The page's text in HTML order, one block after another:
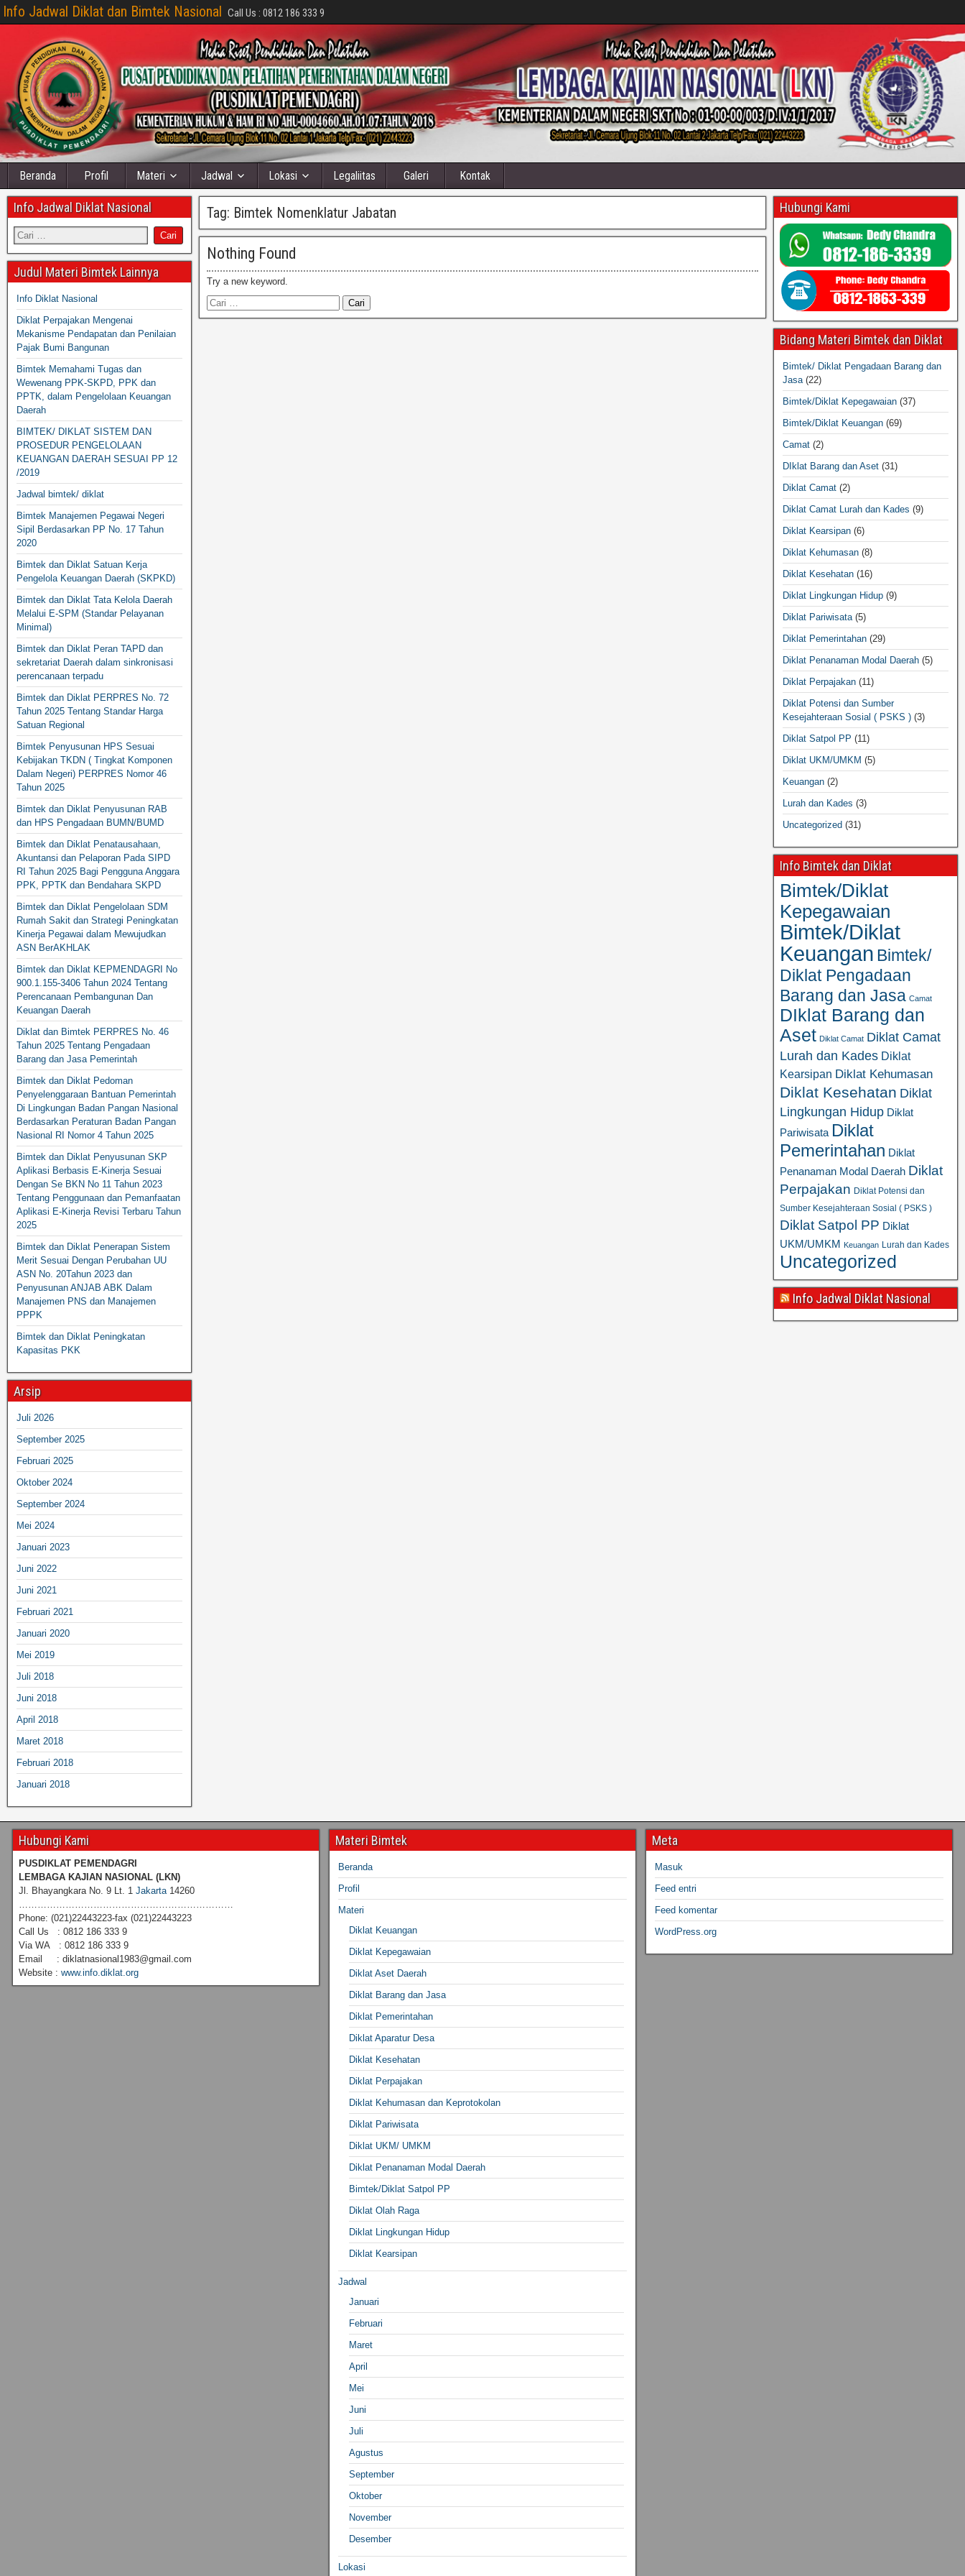
Info Jadwal Diklat dan Bimtek Nasional Call Us : 0812 186 333 9
Beranda Profil Materi Jadwal Lokasi Legaliitas Galeri Kontak
Tag: Bimtek Nomenklatur Jabatan
Nothing Found
Try a new keyword.
Info Jadwal Diklat Nasional
Judul Materi Bimtek Lainnya
Info Diklat Nasional
Diklat Perpajakan Mengenai
Mekanisme Pendapatan dan Penilaian
Pajak Bumi Bangunan
Bimtek Memahami Tugas dan
Wewenang PPK-SKPD, PPK dan
PPTK, dalam Pengelolaan Keuangan
Daerah
BIMTEK/ DIKLAT SISTEM DAN
PROSEDUR PENGELOLAAN
KEUANGAN DAERAH SESUAI PP 12
/2019
Jadwal bimtek/ diklat
Bimtek Manajemen Pegawai Negeri
Sipil Berdasarkan PP No. 17 Tahun
2020
Bimtek dan Diklat Satuan Kerja
Pengelola Keuangan Daerah (SKPKD)
Bimtek dan Diklat Tata Kelola Daerah
Melalui E-SPM (Standar Pelayanan
Minimal)
Bimtek dan Diklat Peran TAPD dan
sekretariat Daerah dalam sinkronisasi
perencanaan terpadu
Bimtek dan Diklat PERPRES No. 72
Tahun 2025 Tentang Standar Harga
Satuan Regional
Bimtek Penyusunan HPS Sesuai
Kebijakan TKDN ( Tingkat Komponen
Dalam Negeri) PERPRES Nomor 46
Tahun 2025
Bimtek dan Diklat Penyusunan RAB
dan HPS Pengadaan BUMN/BUMD
Bimtek dan Diklat Penatausahaan,
Akuntansi dan Pelaporan Pada SIPD
RI Tahun 2025 Bagi Pengguna Anggara
PPK, PPTK dan Bendahara SKPD
Bimtek dan Diklat Pengelolaan SDM
Rumah Sakit dan Strategi Peningkatan
Kinerja Pegawai dalam Mewujudkan
ASN BerAKHLAK
Bimtek dan Diklat KEPMENDAGRI No
900.1.155-3406 Tahun 2024 Tentang
Perencanaan Pembangunan Dan
Keuangan Daerah
Diklat dan Bimtek PERPRES No. 46
Tahun 2025 Tentang Pengadaan
Barang dan Jasa Pemerintah
Bimtek dan Diklat Pedoman
Penyelenggaraan Bantuan Pemerintah
Di Lingkungan Badan Pangan Nasional
Berdasarkan Peraturan Badan Pangan
Nasional RI Nomor 4 Tahun 2025
Bimtek dan Diklat Penyusunan SKP
Aplikasi Berbasis E-Kinerja Sesuai
Dengan Se BKN No 11 Tahun 2023
Tentang Penggunaan dan Pemanfaatan
Aplikasi E-Kinerja Revisi Terbaru Tahun
2025
Bimtek dan Diklat Penerapan Sistem
Merit Sesuai Dengan Perubahan UU
ASN No. 20Tahun 2023 dan
Penyusunan ANJAB ABK Dalam
Manajemen PNS dan Manajemen
PPPK
Bimtek dan Diklat Peningkatan
Kapasitas PKK
Arsip
Juli 2026
September 2025
Februari 2025
Oktober 2024
September 2024
Mei 2024
Januari 2023
Juni 2022
Juni 2021
Februari 2021
Januari 2020
Mei 2019
Juli 2018
Juni 2018
April 2018
Maret 2018
Februari 2018
Januari 2018
Hubungi Kami
Bidang Materi Bimtek dan Diklat
Bimtek/ Diklat Pengadaan Barang dan
Jasa(22)
Bimtek/Diklat Kepegawaian (37)
Bimtek/Diklat Keuangan (69)
Camat (2)
DIklat Barang dan Aset (31)
Diklat Camat (2)
Diklat Camat Lurah dan Kades (9)
Diklat Kearsipan (6)
Diklat Kehumasan (8)
Diklat Kesehatan (16)
Diklat Lingkungan Hidup (9)
Diklat Pariwisata(5)
Diklat Pemerintahan (29)
Diklat Penanaman Modal Daerah (5)
Diklat Perpajakan (11)
Diklat Potensi dan Sumber
Kesejahteraan Sosial ( PSKS ) (3)
Diklat Satpol PP (11)
Diklat UKM/UMKM (5)
Keuangan (2)
Lurah dan Kades (3)
Uncategorized (31)
Info Bimtek dan Diklat
Bimtek/Diklat
Kepegawaian
Bimtek/Diklat
Keuangan Bimtek/
Diklat Pengadaan
Barang dan Jasa Camat
DIklat Barang dan
Aset Diklat Camat Diklat Camat
Lurah dan Kades Diklat
Kearsipan Diklat Kehumasan
Diklat Kesehatan Diklat
Lingkungan Hidup Diklat
Pariwisata Diklat
Pemerintahan Diklat
Penanaman Modal Daerah Diklat
Perpajakan Diklat Potensi dan
Sumber Kesejahteraan Sosial ( PSKS )
Diklat Satpol PP Diklat
UKM/UMKM
Keuangan Lurah dan Kades
Uncategorized
Info Jadwal Diklat Nasional
Hubungi Kami
PUSDIKLAT PEMENDAGRI
LEMBAGA KAJIAN NASIONAL (LKN)
Jl. Bhayangkara No. 9 Lt. 1 Jakarta14260
……………………………………………………………
Phone: (021)22443223-fax (021)22443223
Call Us : 0812 186 333 9
Via WA : 0812 186 333 9
Email : diklatnasional1983@gmail.com
Website : www.info.diklat.org
Materi Bimtek
Beranda
Profil
Materi
Diklat Keuangan
Diklat Kepegawaian
Diklat Aset Daerah
Diklat Barang dan Jasa
Diklat Pemerintahan
Diklat Aparatur Desa
Diklat Kesehatan
Diklat Perpajakan
Diklat Kehumasan dan Keprotokolan
Diklat Pariwisata
Diklat UKM/ UMKM
Diklat Penanaman Modal Daerah
Bimtek/Diklat Satpol PP
Diklat Olah Raga
Diklat Lingkungan Hidup
Diklat Kearsipan
Jadwal
Januari
Februari
Maret
April
Mei
Juni
Juli
Agustus
September
Oktober
November
Desember
Lokasi
Meta
Masuk
Feed entri
Feed komentar
WordPress.org